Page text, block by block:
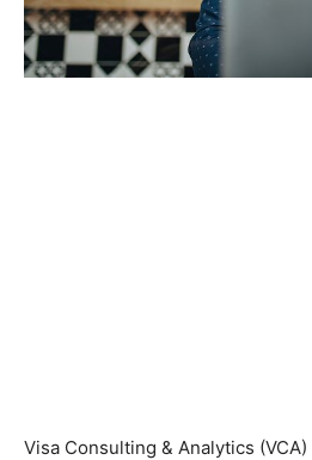
Visa Consulting & Analytics (VCA)